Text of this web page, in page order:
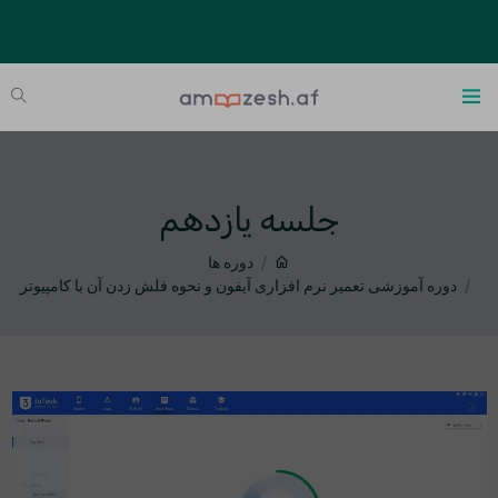
جلسه یازدهم
دوره ها
دوره آموزشی تعمیر نرم افزاری آیفون و نحوه فلش زدن آن با کامپیوتر